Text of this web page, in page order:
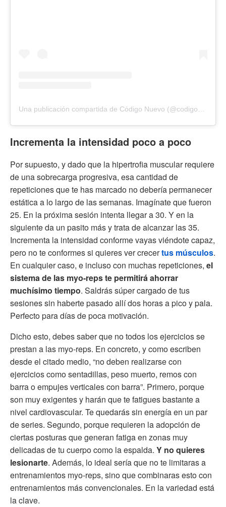
Incrementa la intensidad poco a poco
Por supuesto, y dado que la hipertrofia muscular requiere
de una sobrecarga progresiva, esa cantidad de
repeticiones que te has marcado no debería permanecer
estática a lo largo de las semanas. Imagínate que fueron
25. En la próxima sesión intenta llegar a 30. Y en la
siguiente da un pasito más y trata de alcanzar las 35.
Incrementa la intensidad conforme vayas viéndote capaz,
pero no te conformes si quieres ver crecertus músculos.
En cualquier caso, e incluso con muchas repeticiones, el
sistema de las myo-reps te permitirá ahorrar
muchísimo tiempo. Saldrás súper cargado de tus
sesiones sin haberte pasado allí dos horas a pico y pala.
Perfecto para días de poca motivación.
Dicho esto, debes saber que no todos los ejercicios se
prestan a las myo-reps. En concreto, y como escriben
desde el citado medio, “no deben realizarse con
ejercicios como sentadillas, peso muerto, remos con
barra o empujes verticales con barra”. Primero, porque
son muy exigentes y harán que te fatigues bastante a
nivel cardiovascular. Te quedarás sin energía en un par
de series. Segundo, porque requieren la adopción de
ciertas posturas que generan fatiga en zonas muy
delicadas de tu cuerpo como la espalda. Y no quieres
lesionarte. Además, lo ideal sería que no te limitaras a
entrenamientos myo-reps, sino que combinaras esto con
entrenamientos más convencionales. En la variedad está
la clave.